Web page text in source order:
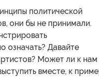
политической
они бы не принимали.
означать? Давайте
Может ли к нам
вместе, к